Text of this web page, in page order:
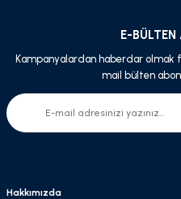
E-BÜLTEN
Kampanyalardan haberdar olmak
mail bülten
Hakkımızda